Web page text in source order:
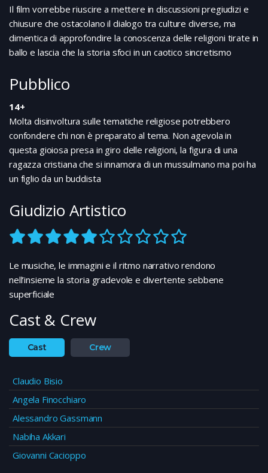
capisce che a tormentare il piccolo Ciro, non e’ solo la
scomparsa del papà, ma anche il malessere per le
prime inquietudini amorose. I due giungono così ad un
accordo: Tommaso aiuterà il bambino a conquistare il
cuore della bella compagna di classe Ludovica
fidanzare con sua madre.
Il film vorrebbe riuscire a mettere in discussioni pregiudizi e
chiusure che ostacolano il dialogo tra culture diverse, ma
dimentica di approfondire la conoscenza delle religioni tirate in
ballo e lascia che la storia sfoci in un caotico sincretismo
Pubblico
14+
Molta disinvoltura sulle tematiche religiose potrebbero
confondere chi non è preparato al tema. Non agevola in
questa gioiosa presa in giro delle religioni, la figura di una
ragazza cristiana che si innamora di un mussulmano ma poi ha
un figlio da un buddista
Giudizio Artistico
Le musiche, le immagini e il ritmo narrativo rendono
nell’insieme la storia gradevole e divertente sebbene
superficiale
Cast & Crew
Cast Crew
Claudio Bisio
Angela Finocchiaro
Alessandro Gassmann
Nabiha Akkari
Giovanni Cacioppo